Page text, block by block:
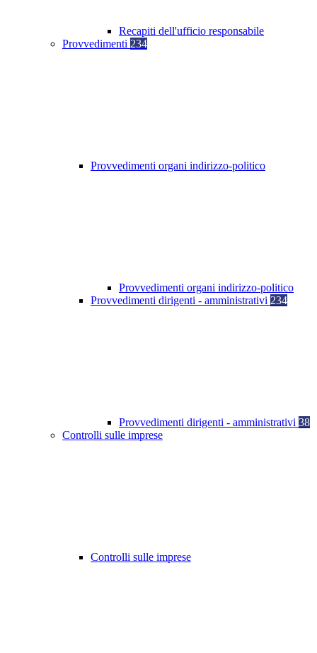
Recapiti dell'ufficio responsabile
Provvedimenti 234
Provvedimenti organi indirizzo-politico
Provvedimenti organi indirizzo-politico
Provvedimenti dirigenti - amministrativi 234
Provvedimenti dirigenti - amministrativi 38
Controlli sulle imprese
Controlli sulle imprese